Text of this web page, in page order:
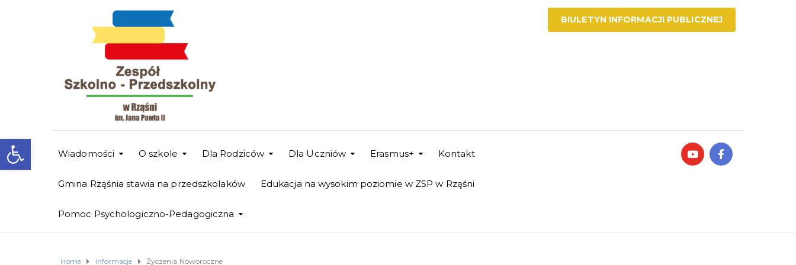
Otwórz pasek narzędzi
BIULETYN INFORMACJI PUBLICZNEJ
Wiadomości O szkole Dla Rodziców Dla Uczniów Erasmus+ Kontakt
Gmina Rząśnia stawia na przedszkolaków Edukacja na wysokim poziomie w ZSP w Rząśni
Pomoc Psychologiczno-Pedagogiczna
Home Informacje Życzenia Noworoczne